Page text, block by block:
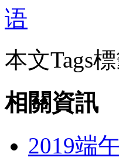
语
本文Tags標
相關資訊
2019端